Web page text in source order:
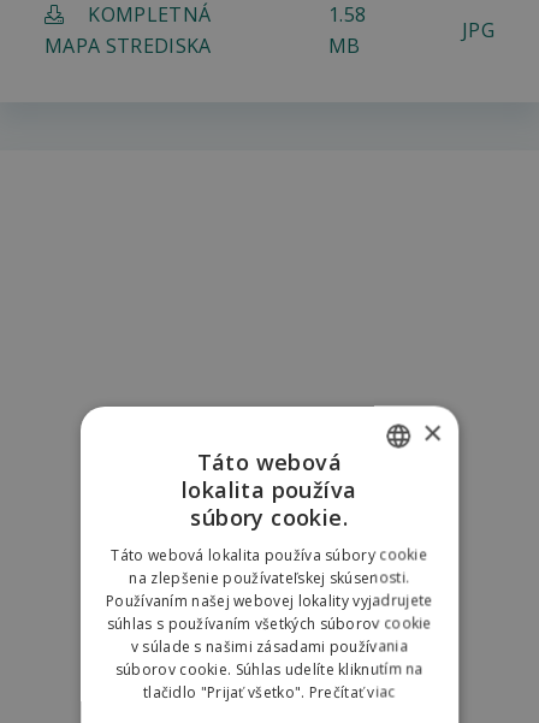
KOMPLETNÁ
MAPA STREDISKA
1.58
MB
JPG
POLISH
×
Táto webová
lokalita používa
súbory cookie.
Táto webová lokalita používa súbory cookie
na zlepšenie používateľskej skúsenosti.
Používaním našej webovej lokality vyjadrujete
súhlas s používaním všetkých súborov cookie
v súlade s našimi zásadami používania
súborov cookie. Súhlas udelíte kliknutím na
tlačidlo "Prijať všetko". Prečítať viac